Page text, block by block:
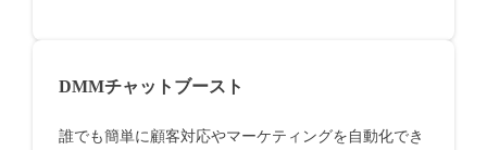
DMMチャットブースト
誰でも簡単に顧客対応やマーケティングを自動化でき